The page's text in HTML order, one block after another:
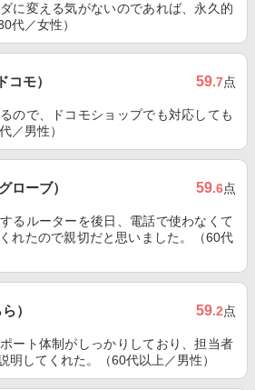
に変える気がないのであれば、永久的
代／女性）
コモ） 59.7点
ので、ドコモショップでも対応しても
／男性）
ローブ） 59.6点
るルーターを後日、電話で使わなくて
れたので親切だと思いました。（60代
） 59.2点
ート体制がしっかりしており、担当者
明してくれた。（60代以上／男性）